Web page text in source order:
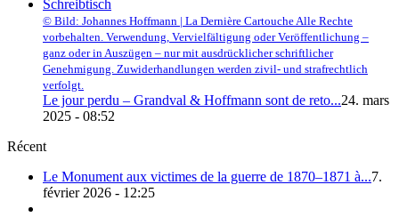
© Bild: Johannes Hoffmann | La Dernière Cartouche Alle Rechte
vorbehalten. Verwendung, Vervielfältigung oder Veröffentlichung –
ganz oder in Auszügen – nur mit ausdrücklicher schriftlicher
Genehmigung. Zuwiderhandlungen werden zivil- und strafrechtlich
verfolgt.
Le jour perdu – Grandval & Hoffmann sont de reto...24. mars
2025 - 08:52
Récent
Le Monument aux victimes de la guerre de 1870–1871 à...7.
février 2026 - 12:25